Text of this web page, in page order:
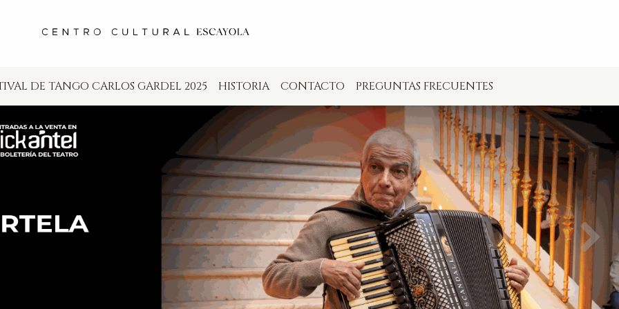
DE TANGO CARLOS GARDEL 2025 HISTORIA CONTACTO PREGUNTAS FRECUENTES